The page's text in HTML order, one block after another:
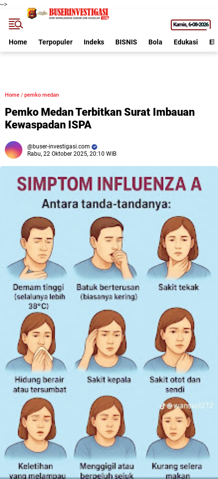
-->
Kamis 6•08•2026
Home Terpopuler Indeks BISNIS Bola Edukasi
Home / pemko medan
Pemko Medan Terbitkan Surat Imbauan
Kewaspadan ISPA
buser-investigasi.com
Rabu, 22 Oktober 2025, 20:10 WIB